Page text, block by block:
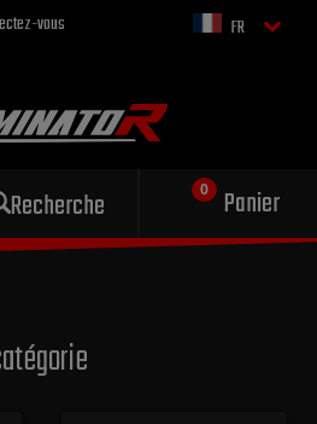
vous FR
Recherche Panier
Échappement sportif
pour votre moto